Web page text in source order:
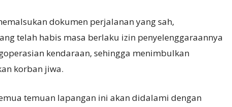
dokumen perjalanan yang sah,
telah habis masa berlaku izin penyelenggaraannya
kendaraan, sehingga menimbulkan
korban jiwa.
temuan lapangan ini akan didalami dengan